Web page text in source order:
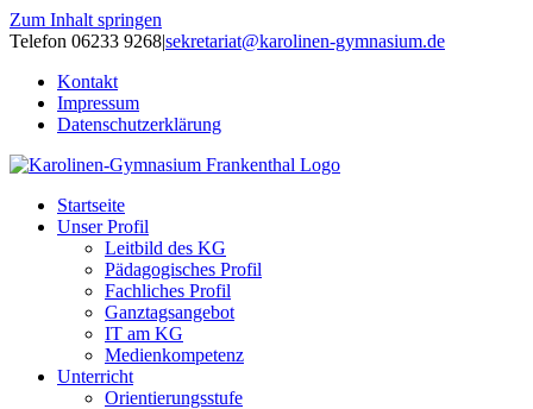
Zum Inhalt springen
Telefon 06233 9268|sekretariat@karolinen-gymnasium.de
Kontakt
Impressum
Datenschutzerklärung
Startseite
Unser Profil
Leitbild des KG
Pädagogisches Profil
Fachliches Profil
Ganztagsangebot
IT am KG
Medienkompetenz
Unterricht
Orientierungsstufe